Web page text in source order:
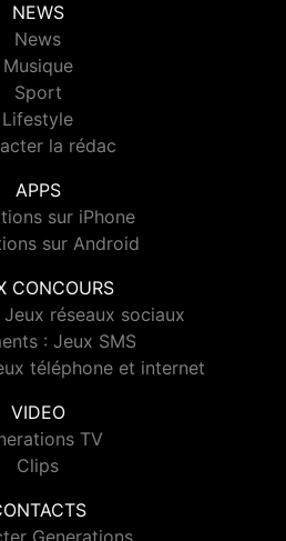
NEWS
News
Musique
Sport
Lifestyle
la rédac
APPS
sur iPhone
sur Android
CONCOURS
Jeux réseaux sociaux
: Jeux SMS
téléphone et internet
VIDEO
TV
Clips